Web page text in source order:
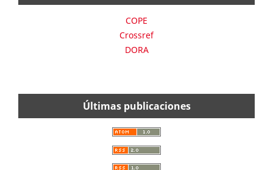
COPE
Crossref
DORA
Últimas publicaciones